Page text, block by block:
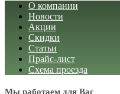
О компании
Новости
Акции
Скидки
Статьи
Прайс-лист
Схема проезда
Мы работаем для Вас